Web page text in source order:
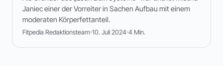
Janiec einer der Vorreiter in Sachen Aufbau mit einem
moderaten Körperfettanteil.
Fitpedia Redaktionsteam 10. Juli 2024 4 Min.